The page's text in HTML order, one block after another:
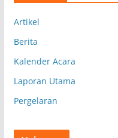
Artikel
Berita
Kalender Acara
Laporan Utama
Pergelaran